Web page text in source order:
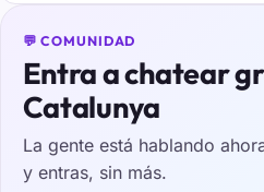
💬 COMUNIDAD
Entra a chatear
Catalunya
La gente está hablando
y entras, sin más.